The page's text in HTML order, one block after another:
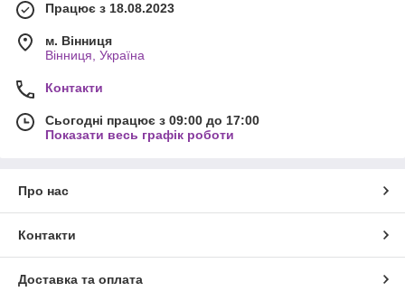
Працює з 18.08.2023
м. Вінниця
Вінниця, Україна
Контакти
Сьогодні працює з 09:00 до 17:00
Показати весь графік роботи
Про нас
Контакти
Доставка та оплата